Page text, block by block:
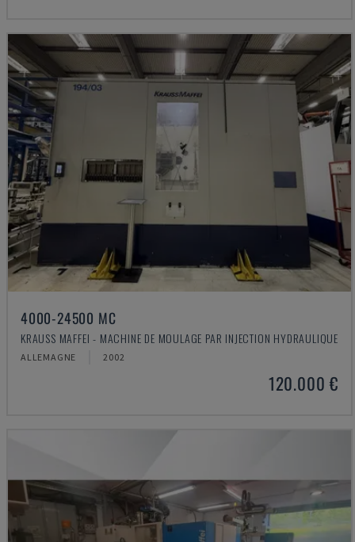
4000-24500 MC
KRAUSS MAFFEI - MACHINE DE MOULAGE PAR INJECTION HYDRAULIQUE
ALLEMAGNE 2002
120.000 €